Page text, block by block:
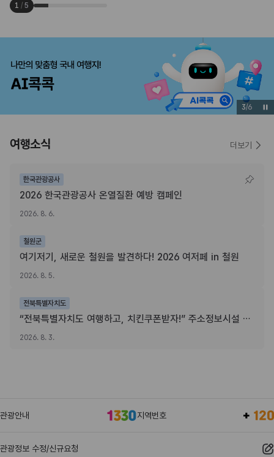
1 / 5
3/6
여행소식
한국관광공사
2026 한국관광공사 온열질환 예방 캠페인
2026. 8. 6.
철원군
여기저기, 새로운 철원을 발견하다! 2026 여저페 in 철원
2026. 8. 5.
전북특별자치도
“전북특별자치도 여행하고, 치킨쿠폰받자!” 주소정보시설 SNS 인증이벤트
2026. 8. 3.
더보기
관광안내 지역번호
관광정보 수정/신규요청